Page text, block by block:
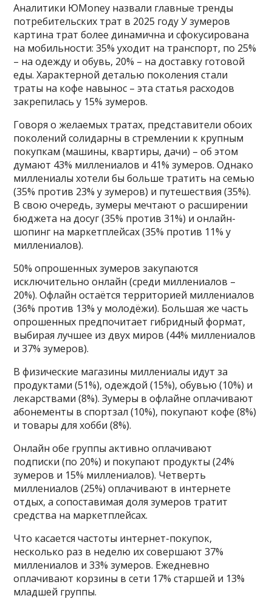
Аналитики ЮMoney назвали главные тренды
потребительских трат в 2025 году У зумеров
картина трат более динамична и сфокусирована
на мобильности: 35% уходит на транспорт, по 25%
– на одежду и обувь, 20% – на доставку готовой
еды. Характерной деталью поколения стали
траты на кофе навынос – эта статья расходов
закрепилась у 15% зумеров.
Говоря о желаемых тратах, представители обоих
поколений солидарны в стремлении к крупным
покупкам (машины, квартиры, дачи) – об этом
думают 43% миллениалов и 41% зумеров. Однако
миллениалы хотели бы больше тратить на семью
(35% против 23% у зумеров) и путешествия (35%).
В свою очередь, зумеры мечтают о расширении
бюджета на досуг (35% против 31%) и онлайн-
шопинг на маркетплейсах (35% против 11% у
миллениалов).
50% опрошенных зумеров закупаются
исключительно онлайн (среди миллениалов –
20%). Офлайн остаётся территорией миллениалов
(36% против 13% у молодёжи). Большая же часть
опрошенных предпочитает гибридный формат,
выбирая лучшее из двух миров (44% миллениалов
и 37% зумеров).
В физические магазины миллениалы идут за
продуктами (51%), одеждой (15%), обувью (10%) и
лекарствами (8%). Зумеры в офлайне оплачивают
абонементы в спортзал (10%), покупают кофе (8%)
и товары для хобби (8%).
Онлайн обе группы активно оплачивают
подписки (по 20%) и покупают продукты (24%
зумеров и 15% миллениалов). Четверть
миллениалов (25%) оплачивают в интернете
отдых, а сопоставимая доля зумеров тратит
средства на маркетплейсах.
Что касается частоты интернет-покупок,
несколько раз в неделю их совершают 37%
миллениалов и 33% зумеров. Ежедневно
оплачивают корзины в сети 17% старшей и 13%
младшей группы.